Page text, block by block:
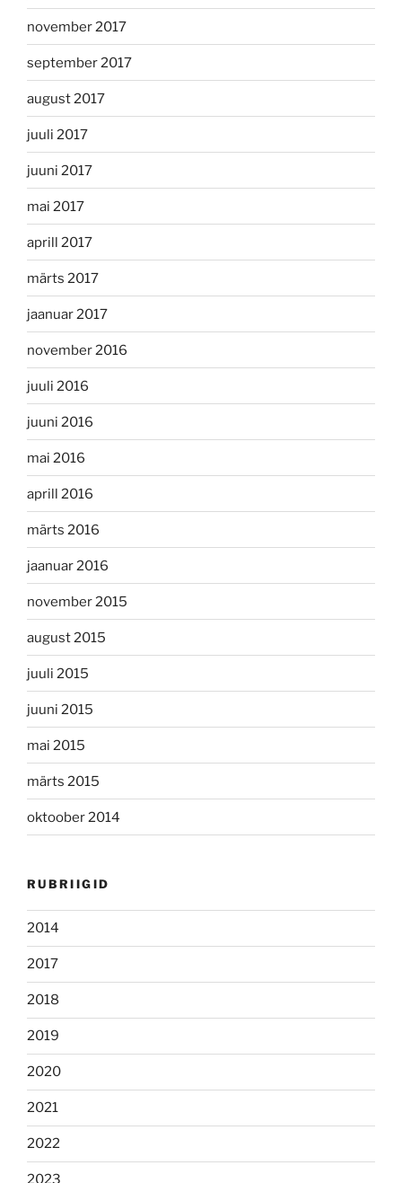
november 2017
september 2017
august 2017
juuli 2017
juuni 2017
mai 2017
aprill 2017
märts 2017
jaanuar 2017
november 2016
juuli 2016
juuni 2016
mai 2016
aprill 2016
märts 2016
jaanuar 2016
november 2015
august 2015
juuli 2015
juuni 2015
mai 2015
märts 2015
oktoober 2014
RUBRIIGID
2014
2017
2018
2019
2020
2021
2022
2023